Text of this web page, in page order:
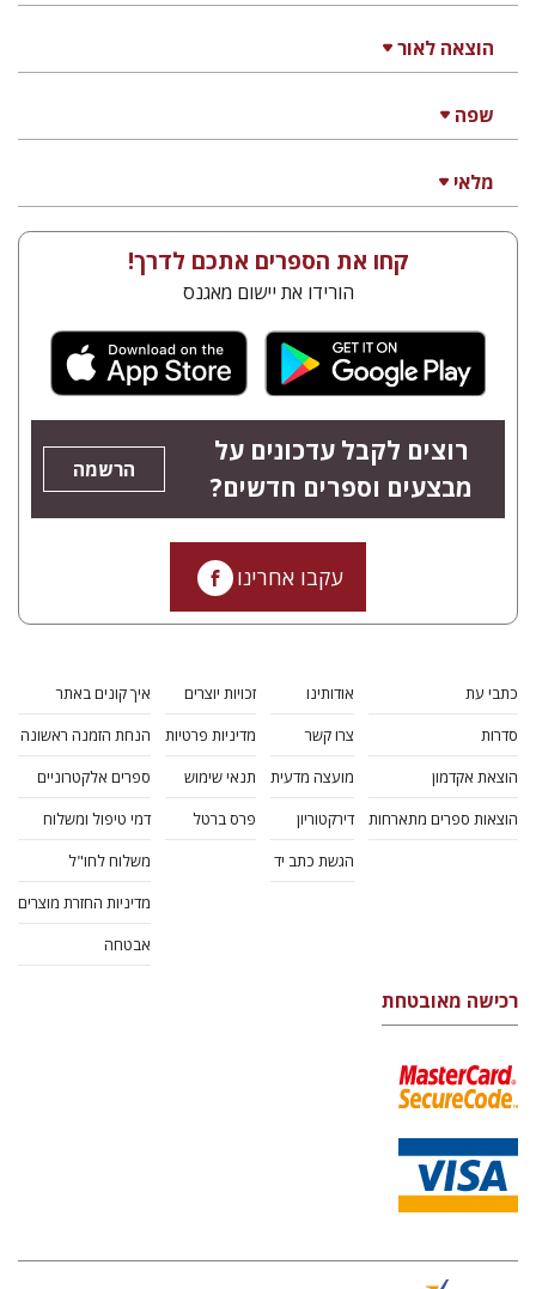
הוצאה לאור
שפה
מלאי
קחו את הספרים אתכם לדרך!
הורידו את יישום מאגנס
רוצים לקבל עדכונים על
מבצעים וספרים חדשים?
הרשמה
עקבו אחרינו
כתבי עת
סדרות
הוצאת אקדמון
הוצאות ספרים מתארחות
אודותינו
צרו קשר
מועצה מדעית
דירקטוריון
הגשת כתב יד
זכויות יוצרים
מדיניות פרטיות
תנאי שימוש
פרס ברטל
איך קונים באתר
הנחת הזמנה ראשונה
ספרים אלקטרוניים
דמי טיפול ומשלוח
משלוח לחו"ל
מדיניות החזרת מוצרים
אבטחה
רכישה מאובטחת